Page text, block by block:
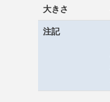
大きさ
注記